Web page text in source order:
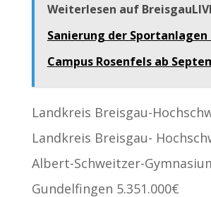
Weiterlesen auf
Sanierung der Sportanlagen
Campus Rosenfels ab
Landkreis Breisgau-
Landkreis Breisgau-
Albert-Schweitzer-
Gundelfingen 5.351.000€